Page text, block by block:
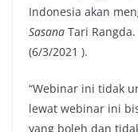
Indonesia akan
Sasana Tari
(6/3/2021 ).
“Webinar ini tidak
lewat webinar ini
yang boleh dan